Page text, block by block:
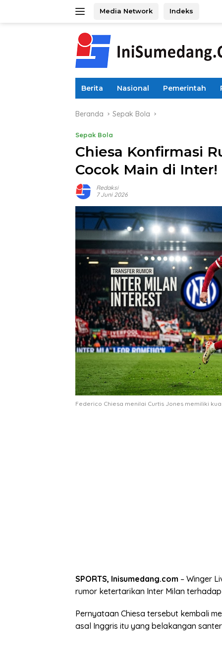
Media Network Indeks
Berita Nasional Pemerintah
Beranda Sepak Bola
Sepak Bola
Chiesa Konfirmasi
Cocok Main di Inter!
Redaksi
7 Juni 2026
Federico Chiesa menilai Curtis Jones memiliki
SPORTS, Inisumedang.com – Winger
rumor ketertarikan Inter Milan
Pernyataan Chiesa tersebut kembali
asal Inggris itu yang belakangan